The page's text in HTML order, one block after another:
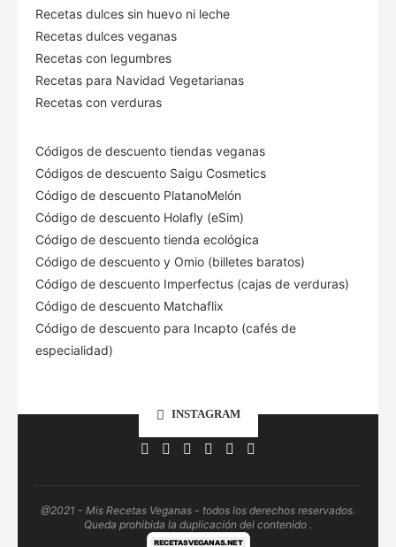
Recetas dulces sin huevo ni leche
Recetas dulces veganas
Recetas con legumbres
Recetas para Navidad Vegetarianas
Recetas con verduras
Códigos de descuento tiendas veganas
Códigos de descuento Saigu Cosmetics
Código de descuento PlatanoMelón
Código de descuento Holafly (eSim)
Código de descuento tienda ecológica
Código de descuento y Omio (billetes baratos)
Código de descuento Imperfectus (cajas de verduras)
Código de descuento Matchaflix
Código de descuento para Incapto (cafés de
especialidad)
INSTAGRAM
@2021 - Mis Recetas Veganas - todos los derechos reservados.
Queda prohibida la duplicación del contenido .